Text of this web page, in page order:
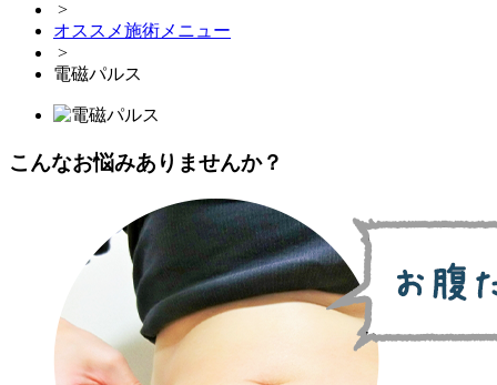
>
オススメ施術メニュー
>
電磁パルス
こんなお悩みありませんか？